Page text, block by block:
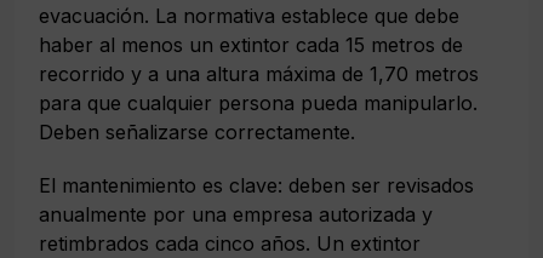
evacuación. La normativa establece que debe
haber al menos un extintor cada 15 metros de
recorrido y a una altura máxima de 1,70 metros
para que cualquier persona pueda manipularlo.
Deben señalizarse correctamente.
El mantenimiento es clave: deben ser revisados
anualmente por una empresa autorizada y
retimbrados cada cinco años. Un extintor